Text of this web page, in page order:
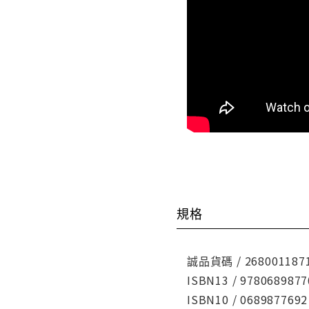
規格
誠品貨碼 /
ISBN13 /
ISBN10 / 0689877692